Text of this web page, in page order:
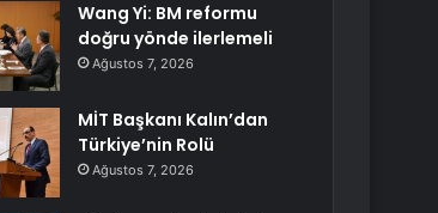
Wang Yi: BM reformu
doğru yönde ilerlemeli
Ağustos 7, 2026
MİT Başkanı Kalın’dan
Türkiye’nin Rolü
Ağustos 7, 2026